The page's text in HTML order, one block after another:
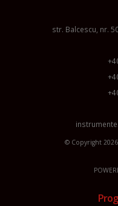
str. Balcescu, nr.
© Copyright 2026